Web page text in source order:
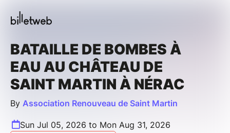
BATAILLE DE BOMBES À
EAU AU CHÂTEAU DE
SAINT MARTIN À NÉRAC
By Association Renouveau de Saint Martin
Sun Jul 05, 2026 to Mon Aug 31, 2026